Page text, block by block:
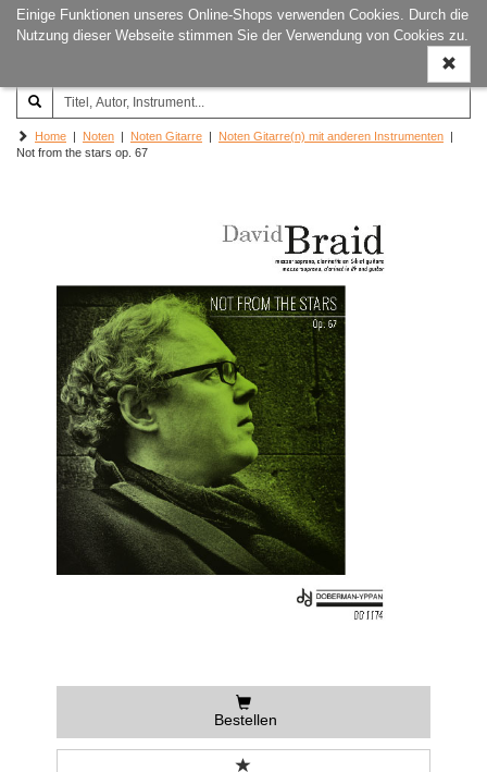
Einige Funktionen unseres Online-Shops verwenden Cookies. Durch die
Nutzung dieser Webseite stimmen Sie der Verwendung von Cookies zu.
ein-/
Joachim‐Trekel‐Musikverlag,
Hamburg
Home | Noten | Noten Gitarre | Noten Gitarre(n) mit anderen Instrumenten |
Not from the stars op. 67
Bestellen